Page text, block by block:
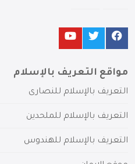
مواقع التعريف بالإسلام
التعريف بالإسلام للنصارى
التعريف بالإسلام للملحدين
التعريف بالإسلام للهندوس